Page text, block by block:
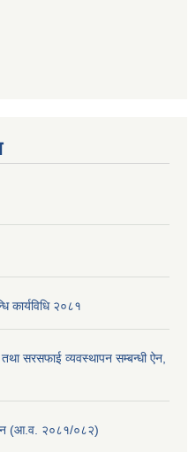
कार्यविधि २०८१
सरसफाई व्यवस्थापन सम्बन्धी ऐन,
ऐन (आ.व. २०८१/०८२)